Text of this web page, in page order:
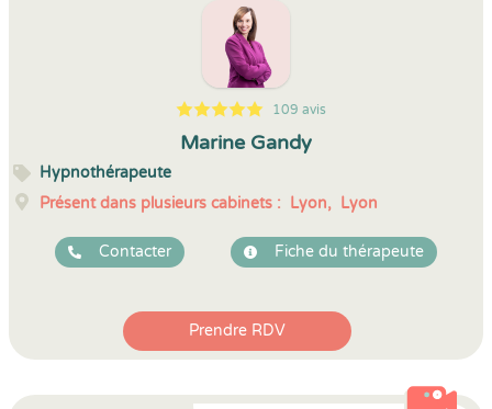
5
1
5
109 109 avis
Marine Gandy
Hypnothérapeute
Présent dans plusieurs cabinets : Lyon, Lyon
Contacter Fiche du thérapeute
Prendre RDV